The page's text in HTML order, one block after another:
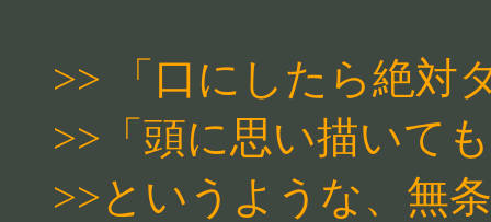
>> 「口にしたら絶対
>>「頭に思い描いて
>>というような、無